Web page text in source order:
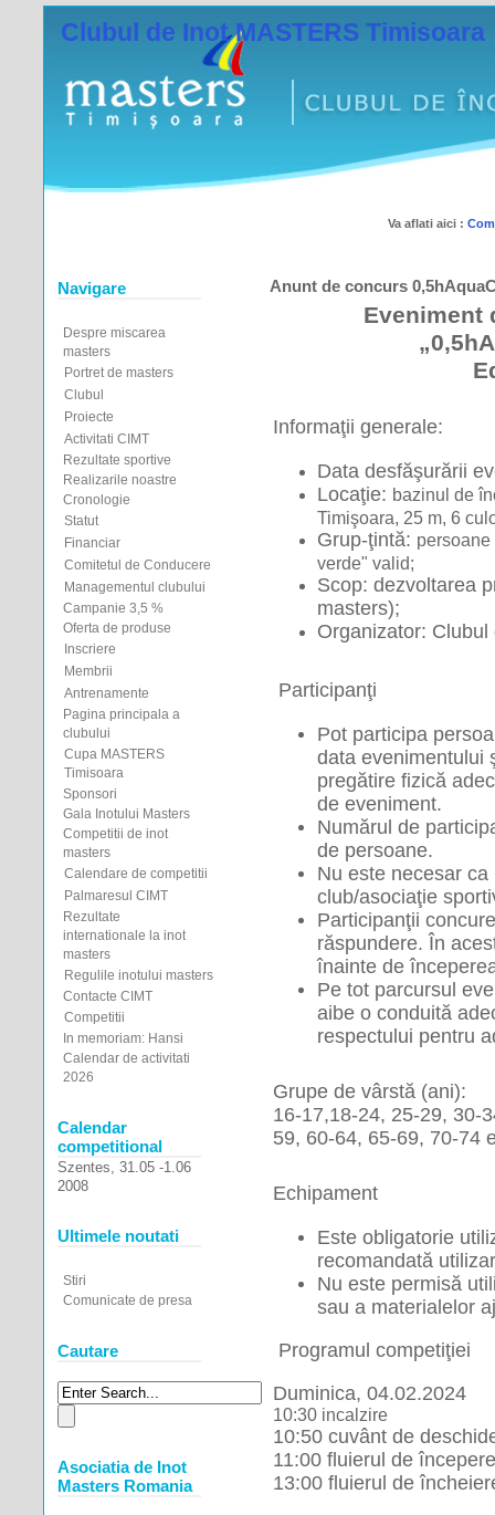
Clubul de Inot MASTERS Timisoara
Va aflati aici :
Anunt de concurs
Eveniment
Informaţii generale:
Data desfăşurării
Locaţie: bazinul de
Timişoara, 25 m, 6
Grup-ţintă:
verde" valid;
Scop: dezvoltarea
masters);
Organizator:
Participanţi
Pot participa
data evenimentului
pregătire fizică
de eveniment.
Numărul de
de persoane.
Nu este necesar
club/asociaţie
Participanţii
răspundere. În
înainte de
Pe tot parcursul
aibe o conduită
respectului pentru
Grupe de vârstă (ani):
16-17,18-24, 25-29, 30-
59, 60-64, 65-69, 70-74
Echipament
Este obligatorie
recomandată
Nu este permisă
sau a materialelor
Programul competiţiei
Duminica, 04.02.2024
10:30 incalzire
10:50 cuvânt de
11:00 fluierul de
13:00 fluierul de
Navigare
Despre miscarea
masters
Portret de masters
Clubul
Proiecte
Activitati CIMT
Rezultate sportive
Realizarile noastre
Cronologie
Statut
Financiar
Comitetul de Conducere
Managementul clubului
Campanie 3,5 %
Oferta de produse
Inscriere
Membrii
Antrenamente
Pagina principala a
clubului
Cupa MASTERS
Timisoara
Sponsori
Gala Inotului Masters
Competitii de inot
masters
Calendare de competitii
Palmaresul CIMT
Rezultate
internationale la inot
masters
Regulile inotului masters
Contacte CIMT
Competitii
In memoriam: Hansi
Calendar de activitati
2026
Calendar
competitional
Szentes, 31.05 -1.06
2008
Ultimele noutati
Stiri
Comunicate de presa
Cautare
Asociatia de Inot
Masters Romania